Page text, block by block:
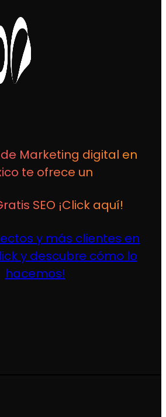
Marketing digital en
te ofrece un
SEO ¡Click aquí!
y más clientes en
y descubre cómo lo
hacemos!